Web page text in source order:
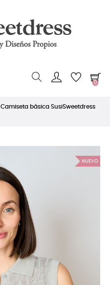
0
Camiseta básica SusiSweetdress
NUEVO